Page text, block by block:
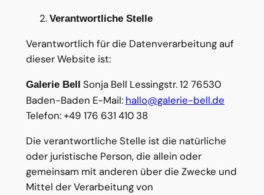
Verantwortliche Stelle
Verantwortlich für die Datenverarbeitung auf
dieser Website ist:
Galerie Bell
Sonja Bell Lessingstr. 12 76530
Baden-Baden E-Mail: hallo@galerie-bell.de
Telefon: +49 176 631 410 38
Die verantwortliche Stelle ist die natürliche
oder juristische Person, die allein oder
gemeinsam mit anderen über die Zwecke und
Mittel der Verarbeitung von